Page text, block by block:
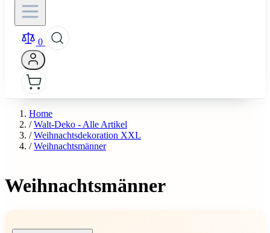
0
Home
/ Walt-Deko - Alle Artikel
/ Weihnachtsdekoration XXL
/ Weihnachtsmänner
Weihnachtsmänner